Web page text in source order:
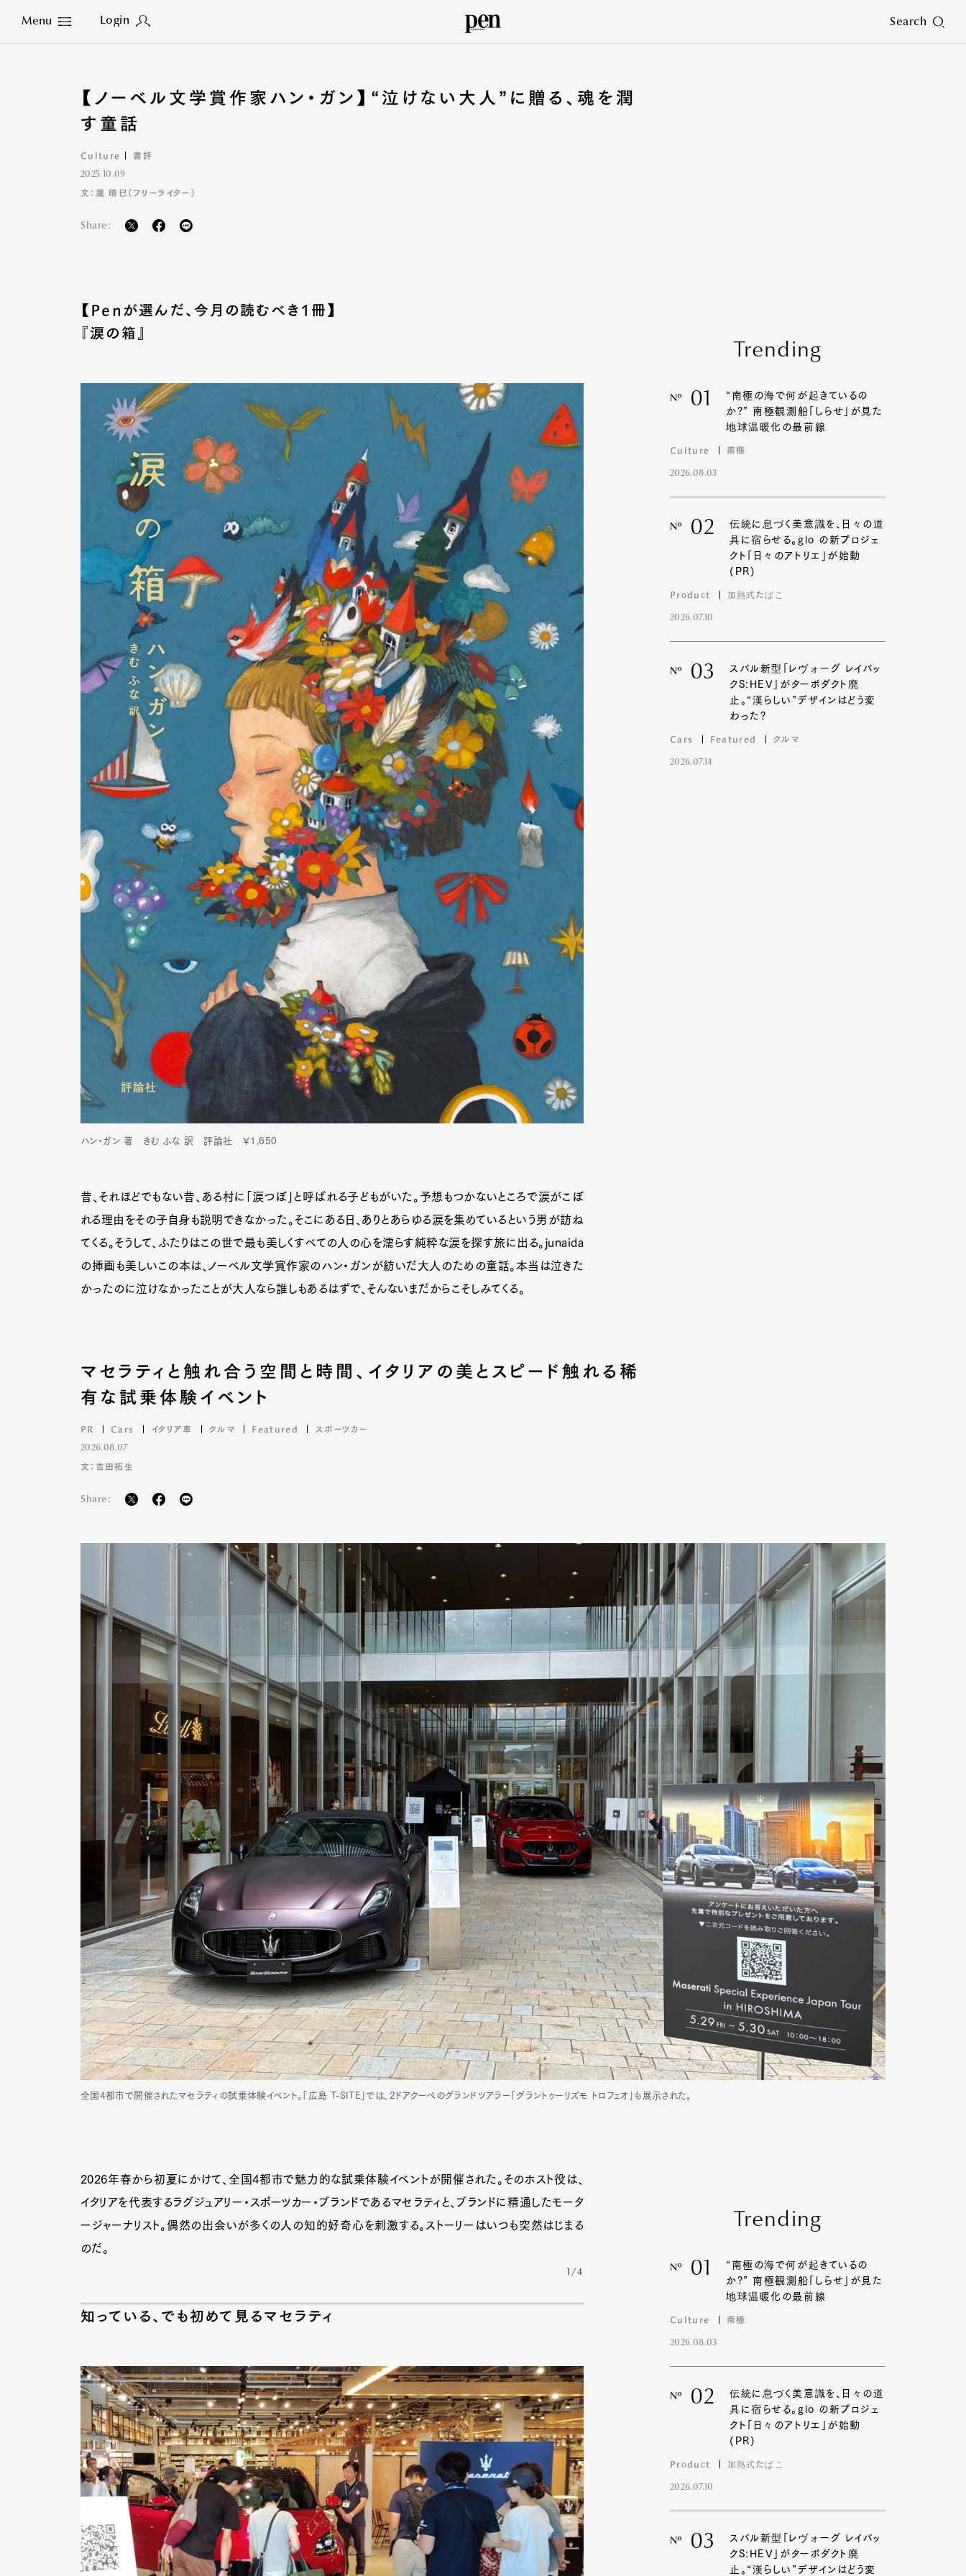
Menu Login Search
Close
Gourmet
Culture
Lifestyle
Contact
Pen Meet Pen international Pen tw
【ノーベル文学賞作家ハン・ガン】“泣けない大人”に贈る、魂を潤
す童話
Culture 書評
2025.10.09
文：瀧 晴巳（フリーライター）
Share:
【Penが選んだ、今月の読むべき1冊】
『涙の箱』
ハン・ガン 著 きむ ふな 訳 評論社 ￥1,650
昔、それほどでもない昔、ある村に「涙つぼ」と呼ばれる子どもがいた。予想もつかないところで涙がこぼ
れる理由をその子自身も説明できなかった。そこにある日、ありとあらゆる涙を集めているという男が訪ね
てくる。そうして、ふたりはこの世で最も美しくすべての人の心を濡らす純粋な涙を探す旅に出る。junaida
の挿画も美しいこの本は、ノーベル文学賞作家のハン・ガンが紡いだ大人のための童話。本当は泣きた
かったのに泣けなかったことが大人なら誰しもあるはずで、そんないまだからこそしみてくる。
Trending
Nº 01
“南極の海で何が起きているの
か?” 南極観測船「しらせ」が見た
地球温暖化の最前線
Culture 南極
2026.08.03
Nº 02
伝統に息づく美意識を、日々の道
具に宿らせる。glo の新プロジェ
クト「日々のアトリエ」が始動
(PR)
Product 加熱式たばこ
2026.07.10
Nº 03
スバル新型「レヴォーグ レイバッ
クS:HEV」がターボダクト廃
止。“漢らしい”デザインはどう変
わった?
Cars Featured クルマ
2026.07.14
マセラティと触れ合う空間と時間、イタリアの美とスピード触れる稀
有な試乗体験イベント
PR Cars イタリア車 クルマ Featured スポーツカー
2026.08.07
文：吉田拓生
Share:
全国4都市で開催されたマセラティの試乗体験イベント。「広島 T-SITE」では、2ドアクーペのグランドツアラー「グラントゥーリズモ トロフェオ」も展示された。
2026年春から初夏にかけて、全国4都市で魅力的な試乗体験イベントが開催された。そのホスト役は、
イタリアを代表するラグジュアリー・スポーツカー・ブランドであるマセラティと、ブランドに精通したモータ
ージャーナリスト。偶然の出会いが多くの人の知的好奇心を刺激する。ストーリーはいつも突然はじまる
のだ。
1/4
知っている、でも初めて見るマセラティ
Trending
Nº 01
“南極の海で何が起きているの
か?” 南極観測船「しらせ」が見た
地球温暖化の最前線
Culture 南極
2026.08.03
Nº 02
伝統に息づく美意識を、日々の道
具に宿らせる。glo の新プロジェ
クト「日々のアトリエ」が始動
(PR)
Product 加熱式たばこ
2026.07.10
Nº 03
スバル新型「レヴォーグ レイバッ
クS:HEV」がターボダクト廃
止。“漢らしい”デザインはどう変